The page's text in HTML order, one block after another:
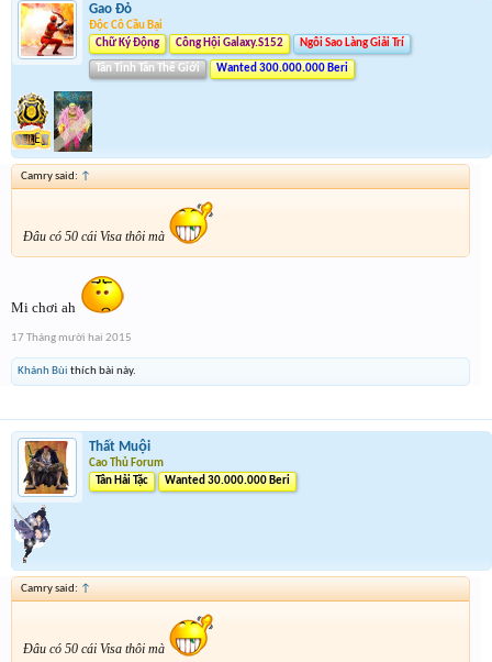
Gao Đỏ
Độc Cô Cầu Bại
Chữ Ký Động
Công Hội Galaxy.S152 Ngôi Sao Làng Giải Trí
Tân Tinh Tân Thế Giới Wanted 300.000.000 Beri
Camry said: ↑
Đâu có 50 cái Visa thôi mà
Mi chơi ah
17 Tháng mười hai 2015
Khánh Bùi thích bài này.
Thất Muội
Cao Thủ Forum
Tân Hải Tặc
Wanted 30.000.000 Beri
Camry said: ↑
Đâu có 50 cái Visa thôi mà